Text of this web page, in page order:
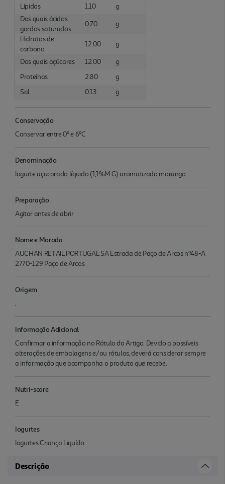
Lípidos
1.10
g
Dos quais ácidos
gordos saturados
0.70
g
Hidratos de
carbono
12.00 g
Dos quais açúcares 12.00
g
Proteínas
2.80
g
Sal
0.13 g
Conservação
Conservar entre 0º e 6ºC
Denominação
Iogurte açucarado líquido (1,1%M.G) aromatizado morango
Preparação
Agitar antes de abrir
Nome e Morada
AUCHAN RETAIL PORTUGAL SA Estrada de Paço de Arcos nº48-A
2770-129 Paço de Arcos
Origem
.
Informação Adicional
Confirmar a informação no Rótulo do Artigo. Devido a possíveis
alterações de embalagens e/ou rótulos, deverá considerar sempre
a informação que acompanha o produto que recebe.
Nutri-score
E
Iogurtes
Iogurtes Criança Liquído
Descrição